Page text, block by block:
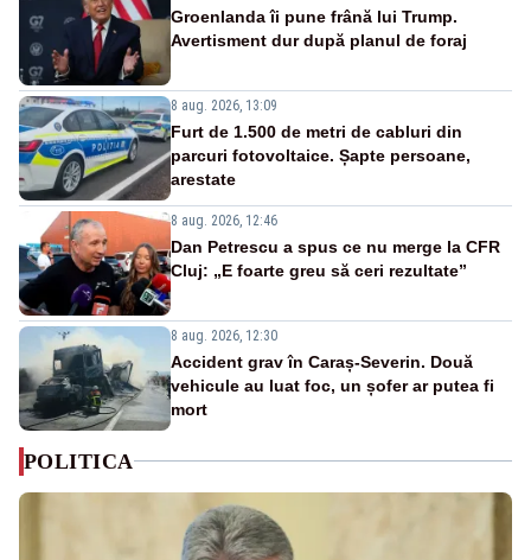
Groenlanda îi pune frână lui Trump.
Avertisment dur după planul de foraj
8 aug. 2026, 13:09
Furt de 1.500 de metri de cabluri din
parcuri fotovoltaice. Șapte persoane,
arestate
8 aug. 2026, 12:46
Dan Petrescu a spus ce nu merge la CFR
Cluj: „E foarte greu să ceri rezultate”
8 aug. 2026, 12:30
Accident grav în Caraș-Severin. Două
vehicule au luat foc, un șofer ar putea fi
mort
POLITICA